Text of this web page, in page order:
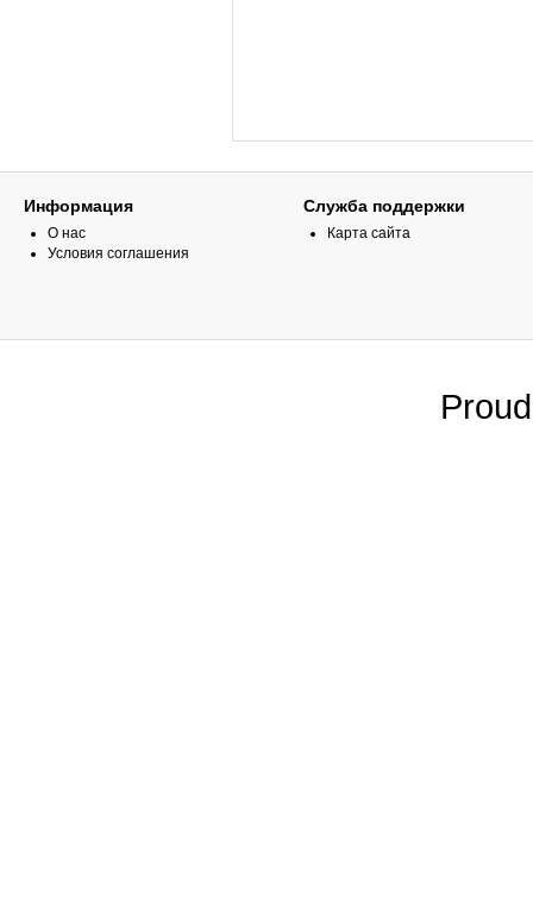
Информация
О нас
Условия соглашения
Служба поддержки
Карта сайта